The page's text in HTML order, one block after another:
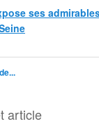
ses
article